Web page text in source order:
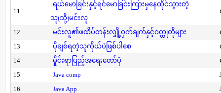
11
ရယ်မောခြင်းနှင့်ရင်မောခြင်းကြားမှနေထိုင်သွားတဲ့
သူ(သို့)မင်းလူ
12 မင်းလူ၏ဖထိပ်တန်းလျှို့ဝှက်ချက်နှင့်ဝတ္ထုတိုများ
13
ပိုချစ်ရတဲ့သူကိုယ်ပဲဖြစ်ပါစေ
14
မှိုင်းရာပြည့်အရေးတော်ပုံ
15
Java comp
16
Java App